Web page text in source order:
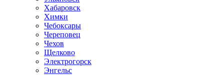
Хабаровск
Химки
Чебоксары
Череповец
Чехов
Щелково
Электрогорск
Энгельс